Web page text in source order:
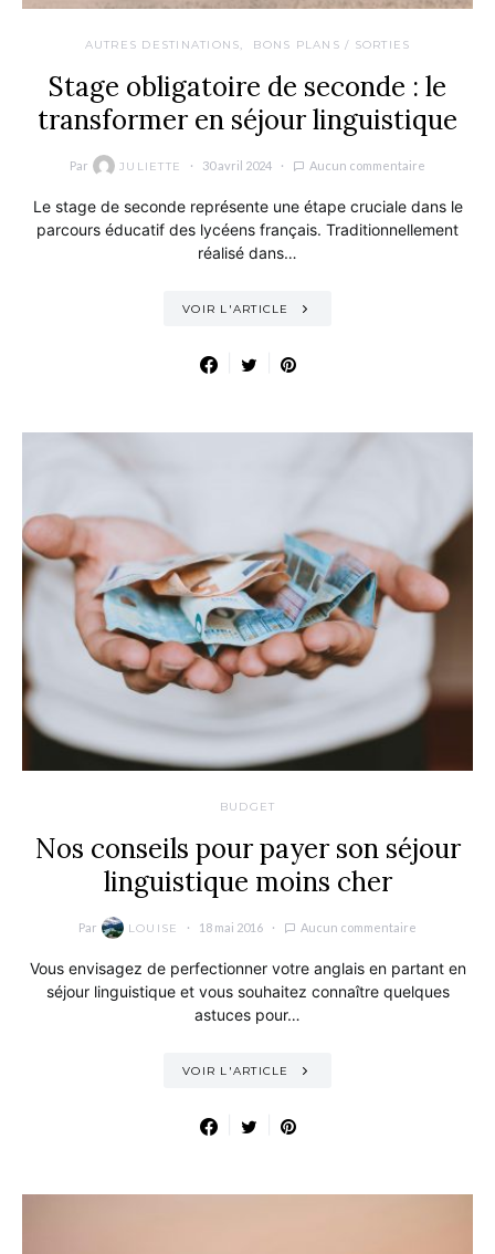
AUTRES DESTINATIONS BONS PLANS / SORTIES
Stage obligatoire de seconde : le
transformer en séjour linguistique
Par JULIETTE 30 avril 2024 Aucun commentaire
Le stage de seconde représente une étape cruciale dans le
parcours éducatif des lycéens français. Traditionnellement
réalisé dans…
VOIR L'ARTICLE
BUDGET
Nos conseils pour payer son séjour
linguistique moins cher
Par LOUISE 18 mai 2016 Aucun commentaire
Vous envisagez de perfectionner votre anglais en partant en
séjour linguistique et vous souhaitez connaître quelques
astuces pour…
VOIR L'ARTICLE